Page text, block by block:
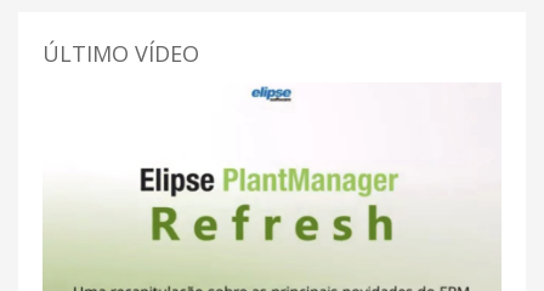
ÚLTIMO VÍDEO